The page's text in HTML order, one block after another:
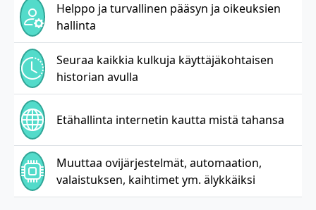
Helppo ja turvallinen pääsyn ja oikeuksien
hallinta
Seuraa kaikkia kulkuja käyttäjäkohtaisen
historian avulla
Etähallinta internetin kautta mistä tahansa
Muuttaa ovijärjestelmät, automaation,
valaistuksen, kaihtimet ym. älykkäiksi